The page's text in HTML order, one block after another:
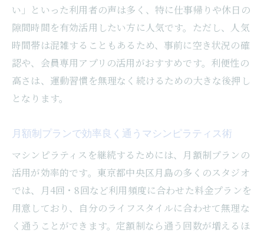
い」といった利用者の声は多く、特に仕事帰りや休日の
隙間時間を有効活用したい方に人気です。ただし、人気
時間帯は混雑することもあるため、事前に空き状況の確
認や、会員専用アプリの活用がおすすめです。利便性の
高さは、運動習慣を無理なく続けるための大きな後押し
となります。
月額制プランで効率良く通うマシンピラティス術
マシンピラティスを継続するためには、月額制プランの
活用が効率的です。東京都中央区月島の多くのスタジオ
では、月4回・8回など利用頻度に合わせた料金プランを
用意しており、自分のライフスタイルに合わせて無理な
く通うことができます。定額制なら通う回数が増えるほ